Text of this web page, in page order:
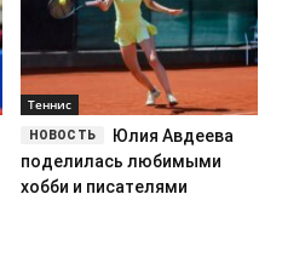
Теннис
Юлия Авдеева
поделилась любимыми
хобби и писателями